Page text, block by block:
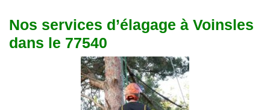
Nos services d’élagage à Voinsles
dans le 77540